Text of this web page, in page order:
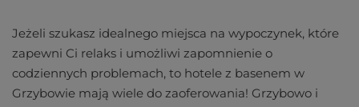
Jeżeli szukasz idealnego miejsca na wypoczynek, które
zapewni Ci relaks i umożliwi zapomnienie o
codziennych problemach, to hotele z basenem w
Grzybowie mają wiele do zaoferowania! Grzybowo i